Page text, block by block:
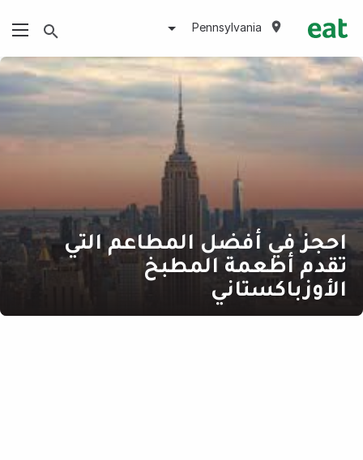
Pennsylvania
احجز في أفضل المطاعم التي
تقدم أطعمة المطبخ
الأوزباكستاني